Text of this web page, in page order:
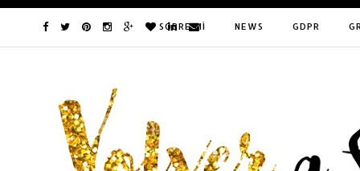
SOBRE MÍ NEWS GDPR